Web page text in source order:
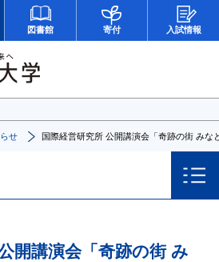
図書館 寄付 入試情報
せ 国際経営研究所 公開講演会「奇跡の街 み
開講演会「奇跡の街 み